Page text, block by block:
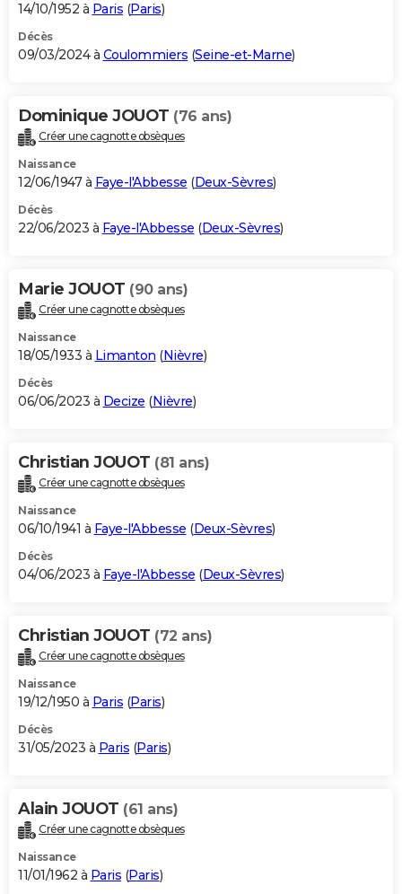
14/10/1952 à Paris (Paris)
Décès
09/03/2024 à Coulommiers (Seine-et-Marne)
Dominique JOUOT (76 ans)
Créer une cagnotte obsèques
Naissance
12/06/1947 à Faye-l'Abbesse (Deux-Sèvres)
Décès
22/06/2023 à Faye-l'Abbesse (Deux-Sèvres)
Marie JOUOT (90 ans)
Créer une cagnotte obsèques
Naissance
18/05/1933 à Limanton (Nièvre)
Décès
06/06/2023 à Decize (Nièvre)
Christian JOUOT (81 ans)
Créer une cagnotte obsèques
Naissance
06/10/1941 à Faye-l'Abbesse (Deux-Sèvres)
Décès
04/06/2023 à Faye-l'Abbesse (Deux-Sèvres)
Christian JOUOT (72 ans)
Créer une cagnotte obsèques
Naissance
19/12/1950 à Paris (Paris)
Décès
31/05/2023 à Paris (Paris)
Alain JOUOT (61 ans)
Créer une cagnotte obsèques
Naissance
11/01/1962 à Paris (Paris)